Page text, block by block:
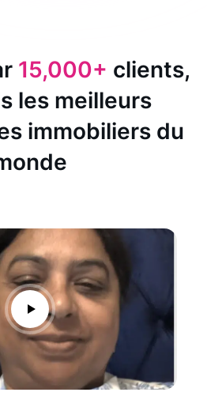
15,000+ clients,
les meilleurs
immobiliers du